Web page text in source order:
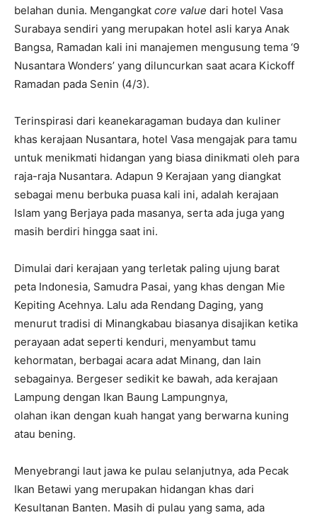
belahan dunia. Mengangkat core value dari hotel Vasa
Surabaya sendiri yang merupakan hotel asli karya Anak
Bangsa, Ramadan kali ini manajemen mengusung tema ‘9
Nusantara Wonders’ yang diluncurkan saat acara Kickoff
Ramadan pada Senin (4/3).
Terinspirasi dari keanekaragaman budaya dan kuliner
khas kerajaan Nusantara, hotel Vasa mengajak para tamu
untuk menikmati hidangan yang biasa dinikmati oleh para
raja-raja Nusantara. Adapun 9 Kerajaan yang diangkat
sebagai menu berbuka puasa kali ini, adalah kerajaan
Islam yang Berjaya pada masanya, serta ada juga yang
masih berdiri hingga saat ini.
Dimulai dari kerajaan yang terletak paling ujung barat
peta Indonesia, Samudra Pasai, yang khas dengan Mie
Kepiting Acehnya. Lalu ada Rendang Daging, yang
menurut tradisi di Minangkabau biasanya disajikan ketika
perayaan adat seperti kenduri, menyambut tamu
kehormatan, berbagai acara adat Minang, dan lain
sebagainya. Bergeser sedikit ke bawah, ada kerajaan
Lampung dengan Ikan Baung Lampungnya,
olahan ikan dengan kuah hangat yang berwarna kuning
atau bening.
Menyebrangi laut jawa ke pulau selanjutnya, ada Pecak
Ikan Betawi yang merupakan hidangan khas dari
Kesultanan Banten. Masih di pulau yang sama, ada